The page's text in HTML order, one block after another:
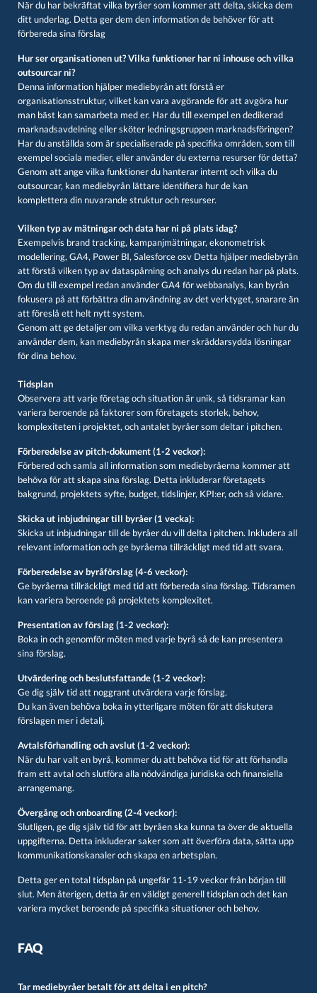
När du har bekräftat vilka byråer som kommer att delta, skicka dem
ditt underlag. Detta ger dem den information de behöver för att
förbereda sina förslag
Hur ser organisationen ut? Vilka funktioner har ni inhouse och vilka
outsourcar ni?
Denna information hjälper mediebyrån att förstå er
organisationsstruktur, vilket kan vara avgörande för att avgöra hur
man bäst kan samarbeta med er. Har du till exempel en dedikerad
marknadsavdelning eller sköter ledningsgruppen marknadsföringen?
Har du anställda som är specialiserade på specifika områden, som till
exempel sociala medier, eller använder du externa resurser för detta?
Genom att ange vilka funktioner du hanterar internt och vilka du
outsourcar, kan mediebyrån lättare identifiera hur de kan
komplettera din nuvarande struktur och resurser.
Vilken typ av mätningar och data har ni på plats idag?
Exempelvis brand tracking, kampanjmätningar, ekonometrisk
modellering, GA4, Power BI, Salesforce osv Detta hjälper mediebyrån
att förstå vilken typ av dataspårning och analys du redan har på plats.
Om du till exempel redan använder GA4 för webbanalys, kan byrån
fokusera på att förbättra din användning av det verktyget, snarare än
att föreslå ett helt nytt system.
Genom att ge detaljer om vilka verktyg du redan använder och hur du
använder dem, kan mediebyrån skapa mer skräddarsydda lösningar
för dina behov.
Tidsplan
Observera att varje företag och situation är unik, så tidsramar kan
variera beroende på faktorer som företagets storlek, behov,
komplexiteten i projektet, och antalet byråer som deltar i pitchen.
Förberedelse av pitch-dokument (1-2 veckor):
Förbered och samla all information som mediebyråerna kommer att
behöva för att skapa sina förslag. Detta inkluderar företagets
bakgrund, projektets syfte, budget, tidslinjer, KPI:er, och så vidare.
Skicka ut inbjudningar till byråer (1 vecka):
Skicka ut inbjudningar till de byråer du vill delta i pitchen. Inkludera all
relevant information och ge byråerna tillräckligt med tid att svara.
Förberedelse av byråförslag (4-6 veckor):
Ge byråerna tillräckligt med tid att förbereda sina förslag. Tidsramen
kan variera beroende på projektets komplexitet.
Presentation av förslag (1-2 veckor):
Boka in och genomför möten med varje byrå så de kan presentera
sina förslag.
Utvärdering och beslutsfattande (1-2 veckor):
Ge dig själv tid att noggrant utvärdera varje förslag.
Du kan även behöva boka in ytterligare möten för att diskutera
förslagen mer i detalj.
Avtalsförhandling och avslut (1-2 veckor):
När du har valt en byrå, kommer du att behöva tid för att förhandla
fram ett avtal och slutföra alla nödvändiga juridiska och finansiella
arrangemang.
Övergång och onboarding (2-4 veckor):
Slutligen, ge dig själv tid för att byråen ska kunna ta över de aktuella
uppgifterna. Detta inkluderar saker som att överföra data, sätta upp
kommunikationskanaler och skapa en arbetsplan.
Detta ger en total tidsplan på ungefär 11-19 veckor från början till
slut. Men återigen, detta är en väldigt generell tidsplan och det kan
variera mycket beroende på specifika situationer och behov.
FAQ
Tar mediebyråer betalt för att delta i en pitch?